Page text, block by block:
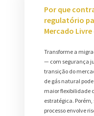
Por que
regulatório
Mercado
Transforme a
— com segurança
transição do
de gás natural
maior flexibilidade
estratégica.
processo envolve